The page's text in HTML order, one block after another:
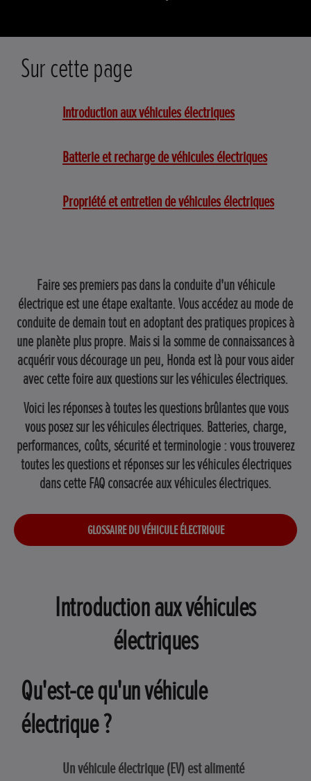
Sur cette page
Introduction aux véhicules électriques
Batterie et recharge de véhicules électriques
Propriété et entretien de véhicules électriques
Faire ses premiers pas dans la conduite d'un véhicule
électrique est une étape exaltante. Vous accédez au mode de
conduite de demain tout en adoptant des pratiques propices à
une planète plus propre. Mais si la somme de connaissances à
acquérir vous décourage un peu, Honda est là pour vous aider
avec cette foire aux questions sur les véhicules électriques.
Voici les réponses à toutes les questions brûlantes que vous
vous posez sur les véhicules électriques. Batteries, charge,
performances, coûts, sécurité et terminologie : vous trouverez
toutes les questions et réponses sur les véhicules électriques
dans cette FAQ consacrée aux véhicules électriques.
GLOSSAIRE DU VÉHICULE ÉLECTRIQUE
Introduction aux véhicules
électriques
Qu'est-ce qu'un véhicule
électrique ?
Un véhicule électrique (EV) est alimenté